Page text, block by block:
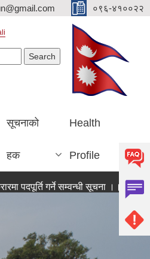
०९६-४१००२२
सूचनाको
हक
Health
Profile
गर्ने सम्वन्धी सूचना ।। सूचना ।